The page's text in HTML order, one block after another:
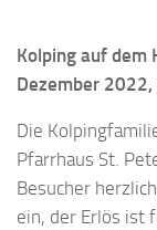
Kolping auf dem
Dezember 2022,
Die
Pfarrhaus St.
Besucher
ein, der Erlös ist